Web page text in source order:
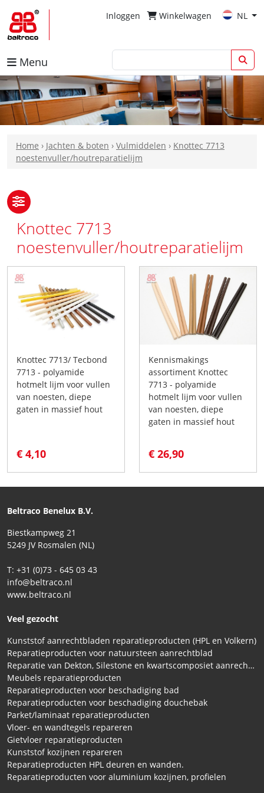
Inloggen Winkelwagen NL
Menu
Home › Jachten & boten › Vulmiddelen › Knottec 7713
noestenvuller/houtreparatielijm
Knottec 7713
noestenvuller/houtreparatielijm
Knottec 7713/ Tecbond
7713 - polyamide
hotmelt lijm voor vullen
van noesten, diepe
gaten in massief hout
€ 4,10
Kennismakings
assortiment Knottec
7713 - polyamide
hotmelt lijm voor vullen
van noesten, diepe
gaten in massief hout
€ 26,90
Beltraco Benelux B.V.
Biestkampweg 21
5249 JV Rosmalen (NL)
T: +31 (0)73 - 645 03 43
info@beltraco.nl
www.beltraco.nl
Veel gezocht
Kunststof aanrechtbladen reparatieproducten (HPL en Volkern)
Reparatieproducten voor natuursteen aanrechtblad
Reparatie van Dekton, Silestone en kwartscomposiet aanrechtbladen
Meubels reparatieproducten
Reparatieproducten voor beschadiging bad
Reparatieproducten voor beschadiging douchebak
Parket/laminaat reparatieproducten
Vloer- en wandtegels repareren
Gietvloer reparatieproducten
Kunststof kozijnen repareren
Reparatieproducten HPL deuren en wanden.
Reparatieproducten voor aluminium kozijnen, profielen